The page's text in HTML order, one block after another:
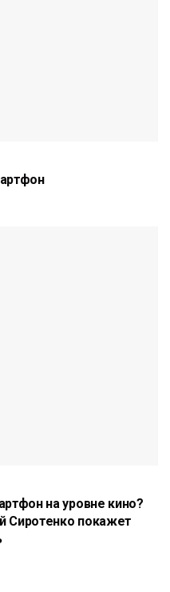
на уровне кино?
Сиротенко покажет